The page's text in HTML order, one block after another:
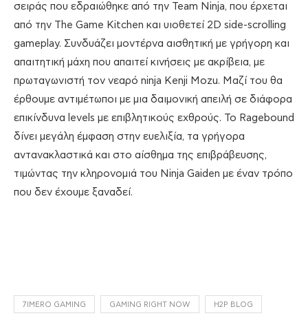
σειράς που εδραιώθηκε από την Team Ninja, που έρχεται
από την The Game Kitchen και υιοθετεί 2D side-scrolling
gameplay. Συνδυάζει μοντέρνα αισθητική με γρήγορη και
απαιτητική μάχη που απαιτεί κινήσεις με ακρίβεια, με
πρωταγωνιστή τον νεαρό ninja Kenji Mozu. Μαζί του θα
έρθουμε αντιμέτωποι με μια δαιμονική απειλή σε διάφορα
επικίνδυνα levels με επιβλητικούς εχθρούς. Το Ragebound
δίνει μεγάλη έμφαση στην ευελιξία, τα γρήγορα
αντανακλαστικά και στο αίσθημα της επιβράβευσης,
τιμώντας την κληρονομιά του Ninja Gaiden με έναν τρόπο
που δεν έχουμε ξαναδεί.
7IMERO GAMING GAMING RIGHT NOW H2P BLOG